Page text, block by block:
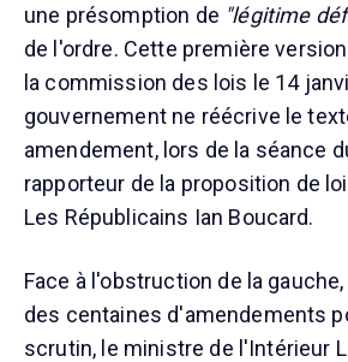
une présomption de "légitime
de l'ordre. Cette première
la commission des lois le 14
gouvernement ne réécrive le
amendement, lors de la séance
rapporteur de la proposition de
Les Républicains Ian Boucard.
Face à l'obstruction de la
des centaines d'amendements
scrutin, le ministre de l'Intérieur